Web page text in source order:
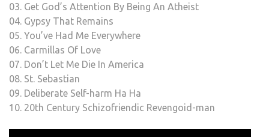
03. Get God’s Attention By Being An Atheist
04. Gypsy That Remains
05. You’ve Had Me Everywhere
06. Carmillas Of Love
07. Don’t Let Me Die In America
08. St. Sebastian
09. Deliberate Self-harm Ha Ha
10. 20th Century Schizofriendic Revengoid-man